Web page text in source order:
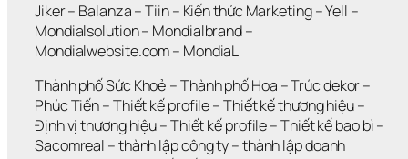
Jiker – Balanza – Tiin – Kiến thức Marketing – Yell
Mondialsolution – Mondialbrand
Mondialwebsite.com – MondiaL
Thành phố Sức Khoẻ – Thành phố Hoa – Trúc dekor
Phúc Tiến – Thiết kế profile – Thiết kế thương hiệu
Định vị thương hiệu – Thiết kế profile – Thiết kế bao bì
Sacomreal – thành lập công ty – thành lập doanh